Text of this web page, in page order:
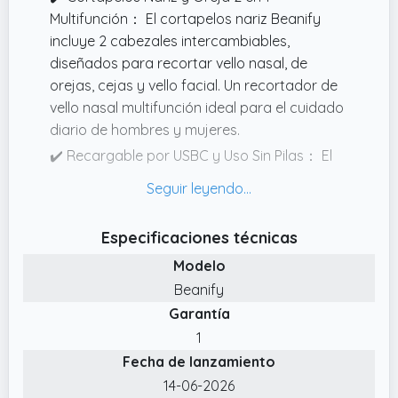
Multifunción： El cortapelos nariz Beanify
incluye 2 cabezales intercambiables,
diseñados para recortar vello nasal, de
orejas, cejas y vello facial. Un recortador de
vello nasal multifunción ideal para el cuidado
diario de hombres y mujeres.
✔️ Recargable por USBC y Uso Sin Pilas： El
cuenta con puerto TypeC, ofreciendo una
completamente en unas 2 horas, evitando el
uso de pilas AA y facilitando un uso más
práctico y ecológico.
✔️ Pantalla LED Digital y Motor Silencioso：
La pantalla LED digital muestra claramente el
nivel de batería restante. Gracias a su motor
potente y de bajo ruido, este recortador
Especificaciones técnicas
Modelo
Beanify
Garantía
1
Fecha de lanzamiento
14-06-2026